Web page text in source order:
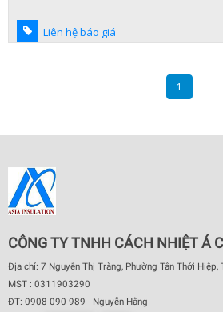
Liên hệ báo giá
1
CÔNG TY TNHH CÁCH NHIỆT Á
Địa chỉ: 7 Nguyễn Thị Tràng, Phường Tân Thới Hiệp,
MST : 0311903290
ĐT: 0908 090 989 - Nguyễn Hằng